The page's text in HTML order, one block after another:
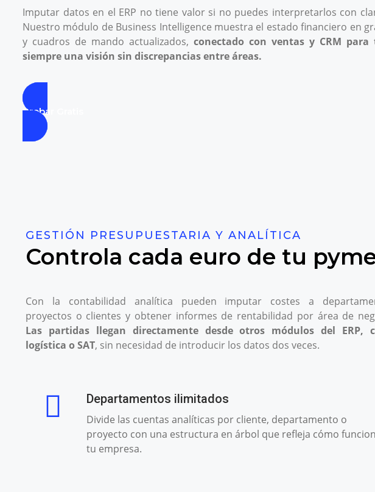
Imputar datos en el ERP no tiene valor si no puedes interpretarlos con
Nuestro módulo de Business Intelligence muestra el estado financiero en
y cuadros de mando actualizados, conectado con ventas y CRM para
siempre una visión sin discrepancias entre áreas.
Probar Gratis
GESTIÓN PRESUPUESTARIA Y ANALÍTICA
Controla cada euro de tu
Con la contabilidad analítica pueden imputar costes a
proyectos o clientes y obtener informes de rentabilidad por área de
Las partidas llegan directamente desde otros módulos del ERP,
logística o SAT, sin necesidad de introducir los datos dos veces.
Departamentos ilimitados
Divide las cuentas analíticas por cliente, departamento o
proyecto con una estructura en árbol que refleja cómo
tu empresa.